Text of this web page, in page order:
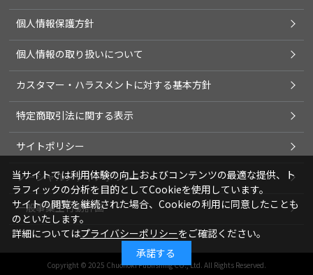
個人情報保護方針
個人情報の取り扱いについて
カスタマー・ハラスメントに対する基本方針
特定商取引法に関する表示
サイトポリシー
ソーシャルメディアポリシー
一般事業主行動計画
Copyright © 2025 Chuohoki Publishing CO., Ltd. All Rights Reserved.
当サイトでは利用体験の向上およびコンテンツの最適な提供、ト
ラフィックの分析を目的としてCookieを使用しています。
サイトの閲覧を継続された場合、Cookieの利用に同意したことも
のといたします。
詳細についてはプライバシーポリシーをご確認ください。
承諾する